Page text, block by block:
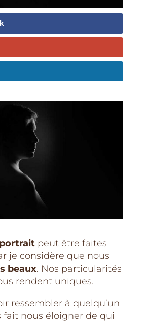
portraitpeut être faites
je considère que nous
beaux. Nos particularités
rendent uniques.
ressembler à quelqu’un
fait nous éloigner de qui